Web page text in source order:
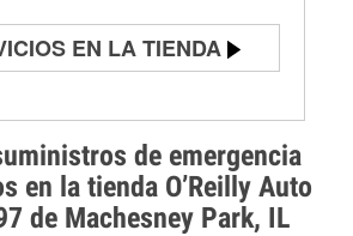
de emergencia
en la tienda O’Reilly Auto
de Machesney Park, IL
EN LA TIENDA
de alternadores y
de la luz "Check Engine"